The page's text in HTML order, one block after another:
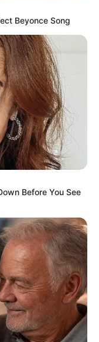
Beyonce Song
Before You See